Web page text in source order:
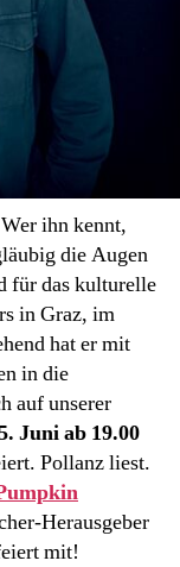
ihn kennt,
die Augen
für das kulturelle
in Graz, im
hat er mit
in die
auf unserer
Juni ab 19.00
Pollanz liest.
Herausgeber
mit!